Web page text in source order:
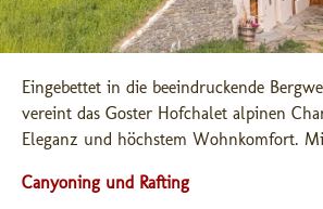
Eingebettet in die beeindruckende
vereint das Goster Hofchalet alpinen
Eleganz und höchstem Wohnkomfort.
Canyoning und Rafting